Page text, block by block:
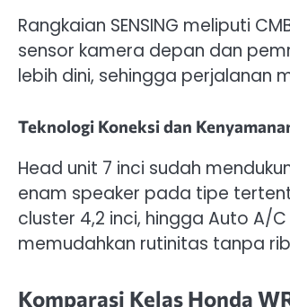
Rangkaian SENSING meliputi
sensor kamera depan dan
lebih dini, sehingga perjalanan
Teknologi Koneksi dan
Head unit 7 inci sudah
enam speaker pada tipe
cluster 4,2 inci, hingga Auto A/
memudahkan rutinitas tanpa
Komparasi Kelas Honda